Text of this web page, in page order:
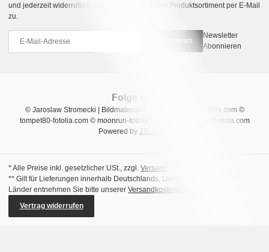
und jederzeit widerruflich Informationen zu Ihrem Produktsortiment per E-Mail
zu.
Abonnieren
Newsletter
Abonnieren
© Jaroslaw Stromecki | Bildmaterial © Natalia Uzkova-fotolia.com ©
tompet80-fotolia.com © moonrun-fotolia.com © sara_winter-fotolia.com
Powered by JTL-Shop
Folge uns
* Alle Preise inkl. gesetzlicher USt., zzgl. Versand
** Gilt für Lieferungen innerhalb Deutschlands, Lieferzeiten für andere
Länder entnehmen Sie bitte unserer Versandkostenübersicht
Vertrag widerrufen